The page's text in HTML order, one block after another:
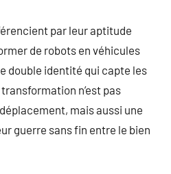
par leur aptitude
de robots en véhicules
double identité qui capte les
n’est pas
mais aussi une
guerre sans fin entre le bien